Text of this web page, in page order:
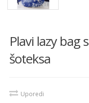
Plavi lazy bag
šoteksa
Uporedi